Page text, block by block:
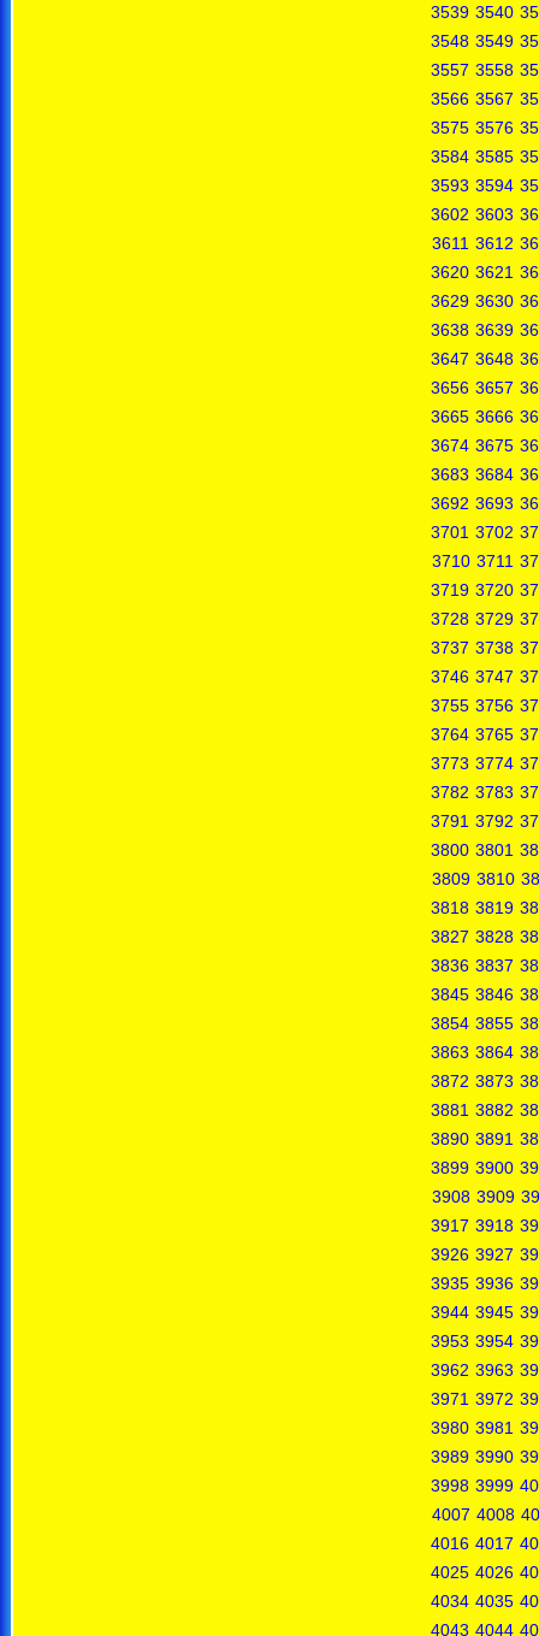
3539 3540
3548 3549
3557 3558
3566 3567
3575 3576
3584 3585
3593 3594
3602 3603
3611 3612
3620 3621
3629 3630
3638 3639
3647 3648
3656 3657
3665 3666
3674 3675
3683 3684
3692 3693
3701 3702
3710 3711
3719 3720
3728 3729
3737 3738
3746 3747
3755 3756
3764 3765
3773 3774
3782 3783
3791 3792
3800 3801
3809 3810
3818 3819
3827 3828
3836 3837
3845 3846
3854 3855
3863 3864
3872 3873
3881 3882
3890 3891
3899 3900
3908 3909
3917 3918
3926 3927
3935 3936
3944 3945
3953 3954
3962 3963
3971 3972
3980 3981
3989 3990
3998 3999
4007 4008
4016 4017
4025 4026
4034 4035
4043 4044